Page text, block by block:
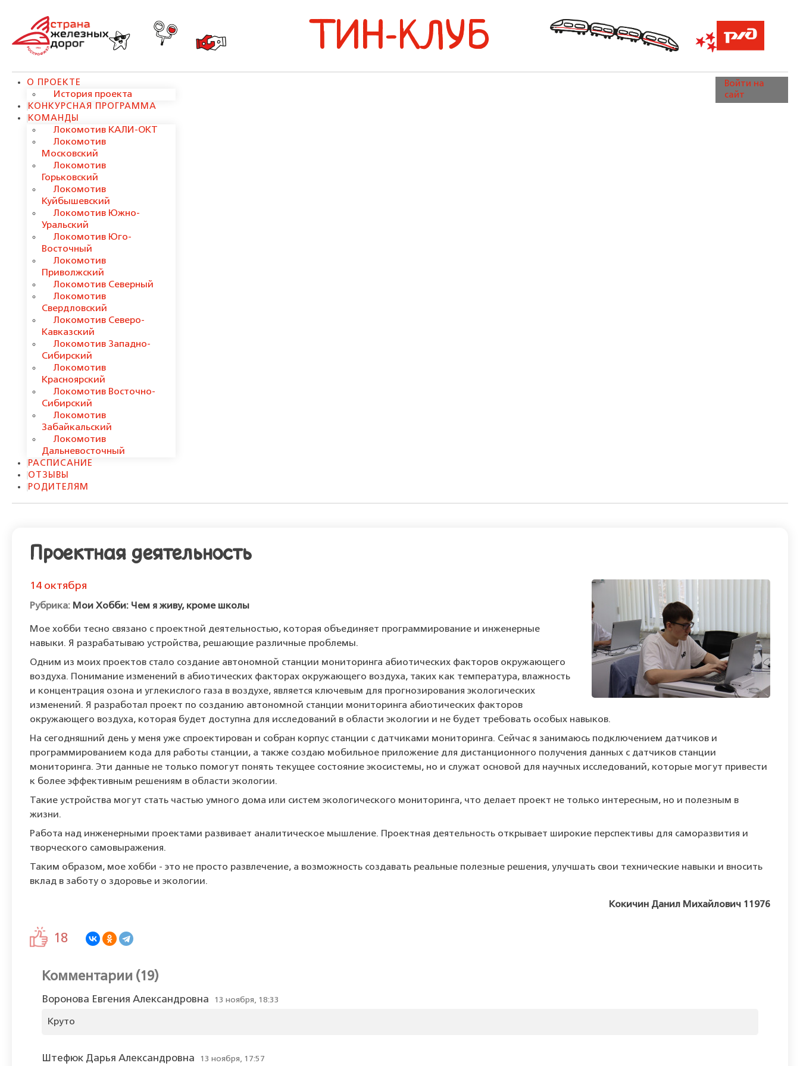
ТИН-КЛУБ
О ПРОЕКТЕ
История проекта
КОНКУРСНАЯ ПРОГРАММА
КОМАНДЫ
Локомотив КАЛИ-ОКТ
Локомотив
Московский
Локомотив
Горьковский
Локомотив
Куйбышевский
Локомотив Южно-
Уральский
Локомотив Юго-
Восточный
Локомотив
Приволжский
Локомотив Северный
Локомотив
Свердловский
Локомотив Северо-
Кавказский
Локомотив Западно-
Сибирский
Локомотив
Красноярский
Локомотив Восточно-
Сибирский
Локомотив
Забайкальский
Локомотив
Дальневосточный
РАСПИСАНИЕ
ОТЗЫВЫ
РОДИТЕЛЯМ
Войти на
сайт
Проектная деятельность
14 октября
Мои Хобби: Чем я живу, кроме школы
Мое хобби тесно связано с проектной деятельностью, которая объединяет программирование и инженерные
навыки. Я разрабатываю устройства, решающие различные проблемы.
Одним из моих проектов стало создание автономной станции мониторинга абиотических факторов окружающего
воздуха. Понимание изменений в абиотических факторах окружающего воздуха, таких как температура, влажность
и концентрация озона и углекислого газа в воздухе, является ключевым для прогнозирования экологических
изменений. Я разработал проект по созданию автономной станции мониторинга абиотических факторов
окружающего воздуха, которая будет доступна для исследований в области экологии и не будет требовать особых навыков.
На сегодняшний день у меня уже спроектирован и собран корпус станции с датчиками мониторинга. Сейчас я занимаюсь подключением датчиков и
программированием кода для работы станции, а также создаю мобильное приложение для дистанционного получения данных с датчиков станции
мониторинга. Эти данные не только помогут понять текущее состояние экосистемы, но и служат основой для научных исследований, которые могут привести
к более эффективным решениям в области экологии.
Такие устройства могут стать частью умного дома или систем экологического мониторинга, что делает проект не только интересным, но и полезным в
жизни.
Работа над инженерными проектами развивает аналитическое мышление. Проектная деятельность открывает широкие перспективы для саморазвития и
творческого самовыражения.
Таким образом, мое хобби - это не просто развлечение, а возможность создавать реальные полезные решения, улучшать свои технические навыки и вносить
вклад в заботу о здоровье и экологии.
Кокичин Данил Михайлович 11976
18
Комментарии (19)
Воронова Евгения Александровна 13 ноября, 18:33
Круто
Штефюк Дарья Александровна 13 ноября, 17:57